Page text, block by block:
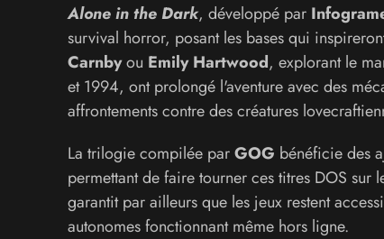
Alone in the Dark, développé par
survival horror, posant les bases qui
Carnbyou Emily Hartwood, explorant le
et 1994, ont prolongé l'aventure avec des
affrontements contre des créatures
La trilogie compilée parGOG bénéficie des
permettant de faire tourner ces titres DOS sur
garantit par ailleurs que les jeux restent
autonomes fonctionnant même hors ligne.